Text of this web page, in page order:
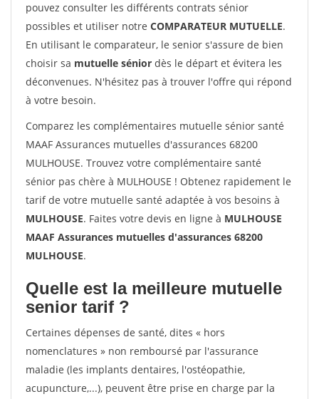
pouvez consulter les différents contrats sénior
possibles et utiliser notre COMPARATEUR MUTUELLE.
En utilisant le comparateur, le senior s'assure de bien
choisir sa mutuelle sénior dès le départ et évitera les
déconvenues. N'hésitez pas à trouver l'offre qui répond
à votre besoin.
Comparez les complémentaires mutuelle sénior santé
MAAF Assurances mutuelles d'assurances 68200
MULHOUSE. Trouvez votre complémentaire santé
sénior pas chère à MULHOUSE ! Obtenez rapidement le
tarif de votre mutuelle santé adaptée à vos besoins à
MULHOUSE. Faites votre devis en ligne à MULHOUSE
MAAF Assurances mutuelles d'assurances 68200
MULHOUSE.
Quelle est la meilleure mutuelle
senior tarif ?
Certaines dépenses de santé, dites « hors
nomenclatures » non remboursé par l'assurance
maladie (les implants dentaires, l'ostéopathie,
acupuncture,...), peuvent être prise en charge par la